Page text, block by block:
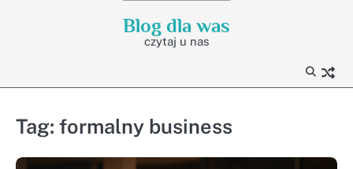
Blog dla was
czytaj u nas
Tag: formalny business